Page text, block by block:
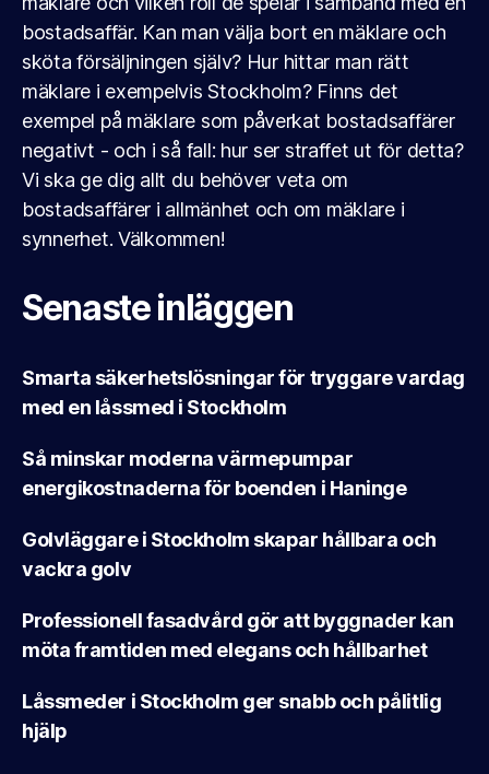
bostadsaffär. Kan man välja bort en mäklare och
sköta försäljningen själv? Hur hittar man rätt
mäklare i exempelvis Stockholm? Finns det
exempel på mäklare som påverkat bostadsaffärer
negativt - och i så fall: hur ser straffet ut för detta?
Vi ska ge dig allt du behöver veta om
bostadsaffärer i allmänhet och om mäklare i
synnerhet. Välkommen!
Senaste inläggen
Smarta säkerhetslösningar för tryggare vardag
med en låssmed i Stockholm
Så minskar moderna värmepumpar
energikostnaderna för boenden i Haninge
Golvläggare i Stockholm skapar hållbara och
vackra golv
Professionell fasadvård gör att byggnader kan
möta framtiden med elegans och hållbarhet
Låssmeder i Stockholm ger snabb och pålitlig
hjälp